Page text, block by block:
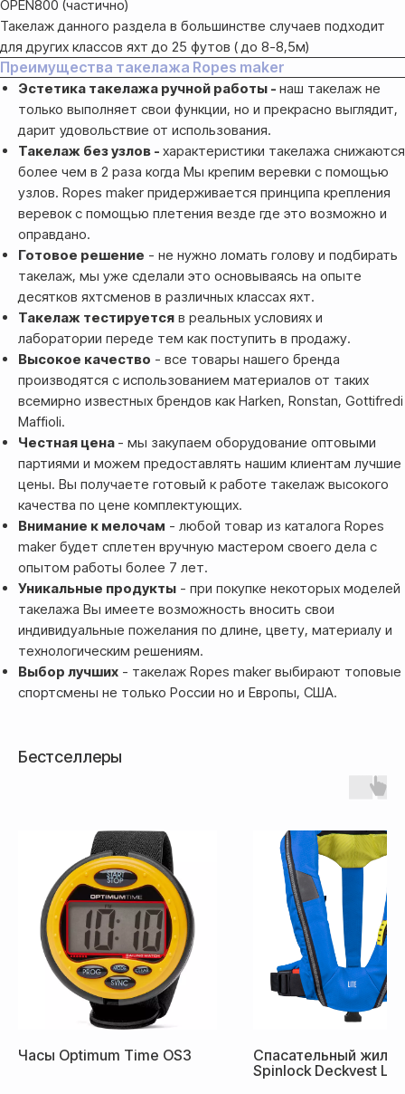
OPEN800 (частично)
Такелаж данного раздела в большинстве случаев подходит
для других классов яхт до 25 футов ( до 8-8,5м)
Преимущества такелажа Ropes maker
Эстетика такелажа ручной работы - наш такелаж не
только выполняет свои функции, но и прекрасно выглядит,
дарит удовольствие от использования.
Такелаж без узлов - характеристики такелажа снижаются
более чем в 2 раза когда Мы крепим веревки с помощью
узлов. Ropes maker придерживается принципа крепления
веревок с помощью плетения везде где это возможно и
оправдано.
Готовое решение - не нужно ломать голову и подбирать
такелаж, мы уже сделали это основываясь на опыте
десятков яхтсменов в различных классах яхт.
Такелаж тестируется в реальных условиях и
лаборатории переде тем как поступить в продажу.
Высокое качество - все товары нашего бренда
производятся с использованием материалов от таких
всемирно известных брендов как Harken, Ronstan, Gottifredi
Maffioli.
Честная цена - мы закупаем оборудование оптовыми
партиями и можем предоставлять нашим клиентам лучшие
цены. Вы получаете готовый к работе такелаж высокого
качества по цене комплектующих.
Внимание к мелочам - любой товар из каталога Ropes
maker будет сплетен вручную мастером своего дела с
опытом работы более 7 лет.
Уникальные продукты - при покупке некоторых моделей
такелажа Вы имеете возможность вносить свои
индивидуальные пожелания по длине, цвету, материалу и
технологическим решениям.
Выбор лучших - такелаж Ropes maker выбирают топовые
спортсмены не только России но и Европы, США.
Бестселлеры
Часы Optimum Time OS3
Спасательный жилет
Spinlock Deckvest
Банковской картой системы,
либо другим безналичным
переводом
Оплата
Доставка
Доставка товара осуществляется
По России — 300₽,
срок доставки от 5 дней
Оформление и отправка заказа
осуществляется
после полной предоплаты